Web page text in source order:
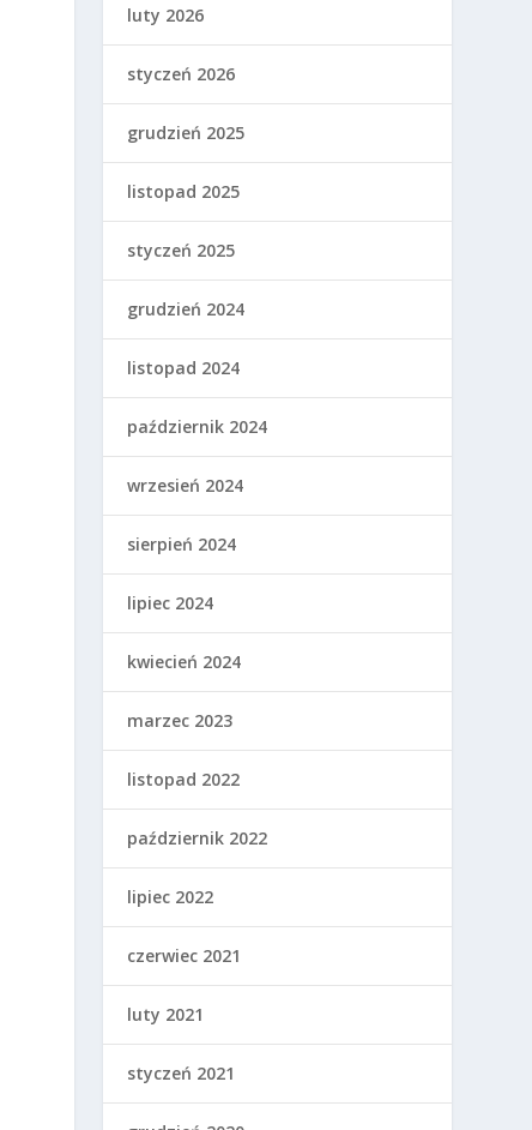
luty 2026
styczeń 2026
grudzień 2025
listopad 2025
styczeń 2025
grudzień 2024
listopad 2024
październik 2024
wrzesień 2024
sierpień 2024
lipiec 2024
kwiecień 2024
marzec 2023
listopad 2022
październik 2022
lipiec 2022
czerwiec 2021
luty 2021
styczeń 2021